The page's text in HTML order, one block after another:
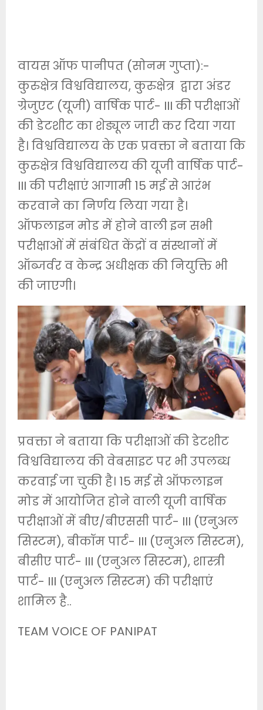
वायस ऑफ पानीपत (सोनम गुप्ता):-
कुरुक्षेत्र विश्वविद्यालय, कुरुक्षेत्र द्वारा अंडर
ग्रेजुएट (यूजी) वार्षिक पार्ट- III की परीक्षाओं
की डेटशीट का शेड्यूल जारी कर दिया गया
है। विश्वविद्यालय के एक प्रवक्ता ने बताया कि
कुरुक्षेत्र विश्वविद्यालय की यूजी वार्षिक पार्ट-
III की परीक्षाएं आगामी 15 मई से आरंभ
करवाने का निर्णय लिया गया है।
ऑफलाइन मोड में होने वाली इन सभी
परीक्षाओं में संबंधित केंद्रों व संस्थानों में
ऑब्जर्वर व केन्द्र अधीक्षक की नियुक्ति भी
की जाएगी।
प्रवक्ता ने बताया कि परीक्षाओं की डेटशीट
विश्वविद्यालय की वेबसाइट पर भी उपलब्ध
करवाई जा चुकी है। 15 मई से ऑफलाइन
मोड में आयोजित होने वाली यूजी वार्षिक
परीक्षाओं में बीए/बीएससी पार्ट- III (एनुअल
सिस्टम), बीकॉम पार्ट- III (एनुअल सिस्टम),
बीसीए पार्ट- III (एनुअल सिस्टम), शास्त्री
पार्ट- III (एनुअल सिस्टम) की परीक्षाएं
शामिल है..
TEAM VOICE OF PANIPAT